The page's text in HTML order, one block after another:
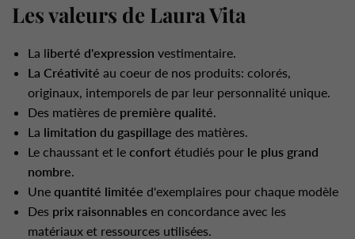
Les valeurs de Laura Vita
La liberté d'expression vestimentaire.
La Créativité au coeur de nos produits: colorés,
originaux, intemporels de par leur personnalité unique.
Des matières de première qualité.
La limitation du gaspillage des matières.
Le chaussant et le confort étudiés pour le plus grand
nombre.
Une quantité limitée d'exemplaires pour chaque modèle
Des prix raisonnables en concordance avec les
matériaux et ressources utilisées.